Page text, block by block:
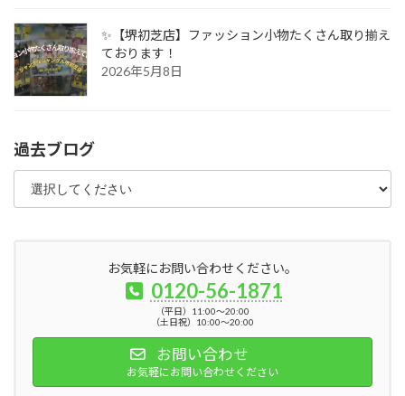
✨【堺初芝店】ファッション小物たくさん取り揃え
ております！
2026年5月8日
過去ブログ
お気軽にお問い合わせください。
0120-56-1871
（平日）11:00～20:00
（土日祝）10:00～20:00
お問い合わせ
お気軽にお問い合わせください